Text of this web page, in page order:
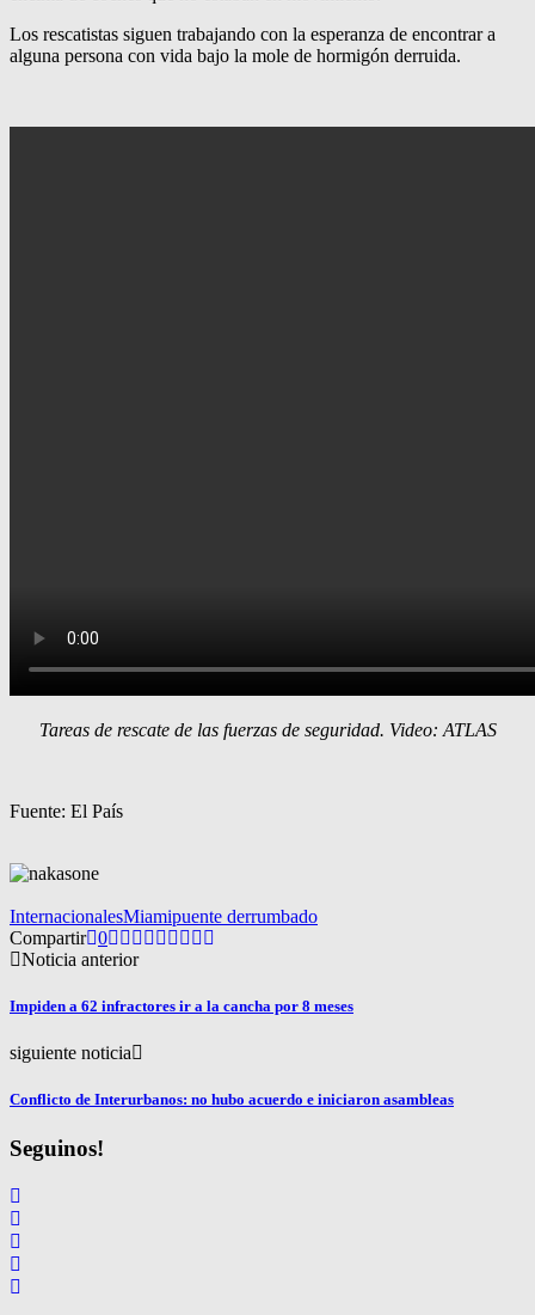
Los rescatistas siguen trabajando con la esperanza de encontrar a
alguna persona con vida bajo la mole de hormigón derruida.
Tareas de rescate de las fuerzas de seguridad. Video: ATLAS
Fuente: El País
InternacionalesMiamipuente derrumbado
Compartir 0
Noticia anterior
Impiden a 62 infractores ir a la cancha por 8 meses
siguiente noticia
Conflicto de Interurbanos: no hubo acuerdo e iniciaron asambleas
Seguinos!